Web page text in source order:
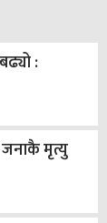
:
जनाकै मृत्यु